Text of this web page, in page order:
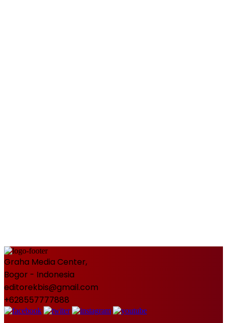
Graha Media Center,
Bogor - Indonesia
editorekbis@gmail.com
+628557777888